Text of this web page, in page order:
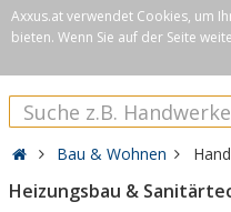
Axxus.at verwendet Cookies, um
bieten. Wenn Sie auf der Seite
Bau & Wohnen
Heizungsbau &